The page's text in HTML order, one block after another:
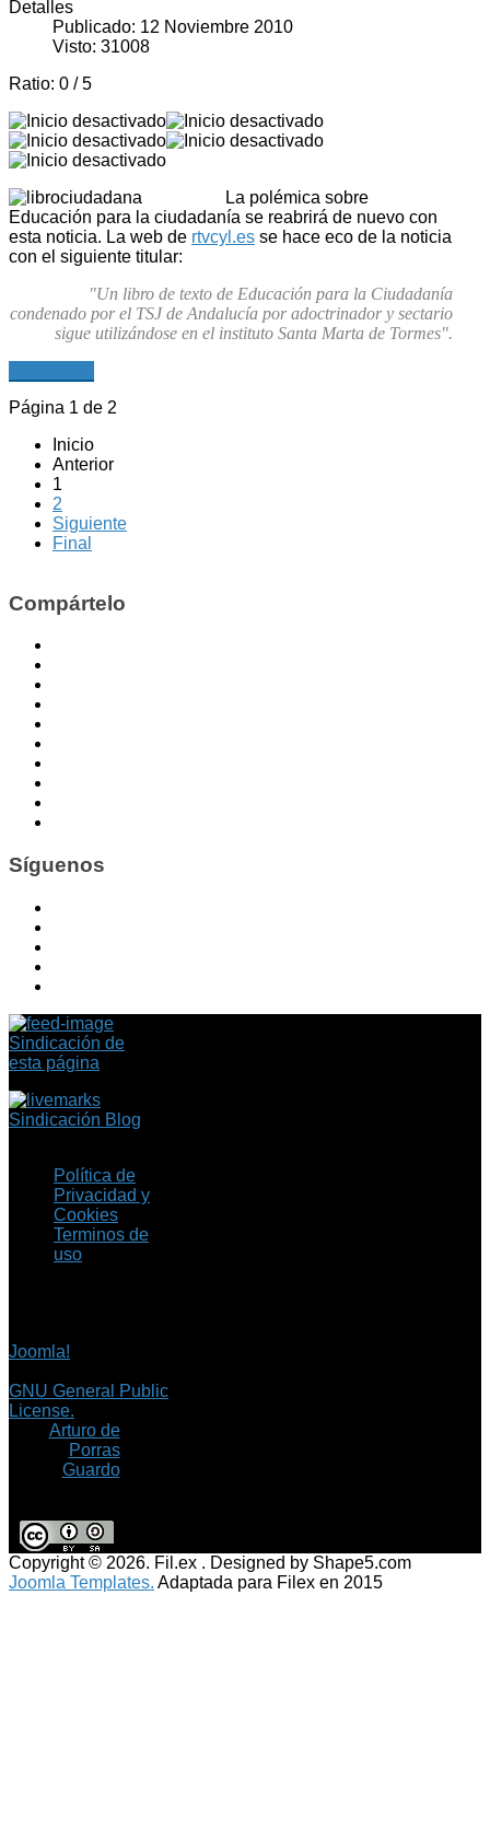
Detalles
Publicado: 12 Noviembre 2010
Visto: 31008
Ratio: 0 /5
La polémica sobre
Educación para la ciudadanía se reabrirá de nuevo con
esta noticia. La web de rtvcyl.es se hace eco de la noticia
con el siguiente titular:
"Un libro de texto de Educación para la Ciudadanía
condenado por el TSJ de Andalucía por adoctrinador y sectario
sigue utilizándose en el instituto Santa Marta de Tormes".
Página 1 de 2
Inicio
Anterior
1
2
Siguiente
Final
Compártelo
Síguenos
Sindicación de
esta página
Sindicación Blog
Política de
Privacidad y
Cookies
Terminos de
uso
Joomla!
GNU General Public
License.
Arturo de
Porras
Guardo
Copyright © 2026. Fil.ex . Designed by Shape5.com
Joomla Templates. Adaptada para Filex en 2015